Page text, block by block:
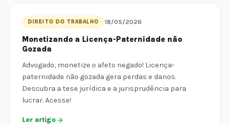
DIREITO DO TRABALHO 18/05/2026
Monetizando a Licença-Paternidade não
Gozada
Advogado, monetize o afeto negado! Licença-
paternidade não gozada gera perdas e danos.
Descubra a tese jurídica e a jurisprudência para
lucrar. Acesse!
Ler artigo